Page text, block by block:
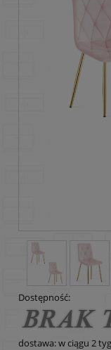
Dostępność:
dostawa: w ciągu 2